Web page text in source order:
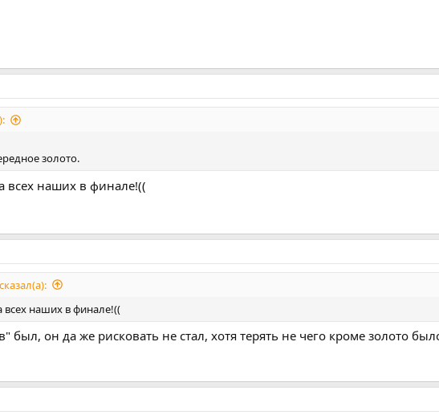
золото.
всех наших в финале!((
всех наших в финале!((
был, он да же рисковать не стал, хотя терять не чего кроме золото